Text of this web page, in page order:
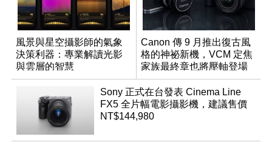
風景與星空攝影師的氣象
決策利器：專業解讀光影
與雲層的智慧
App「Atmos」登場
Canon 傳 9 月推出復古風
格的神祕新機，VCM 定焦
家族最終章也將壓軸登場
Sony 正式在台發表 Cinema Line
FX5 全片幅電影攝影機，建議售價
NT$144,980